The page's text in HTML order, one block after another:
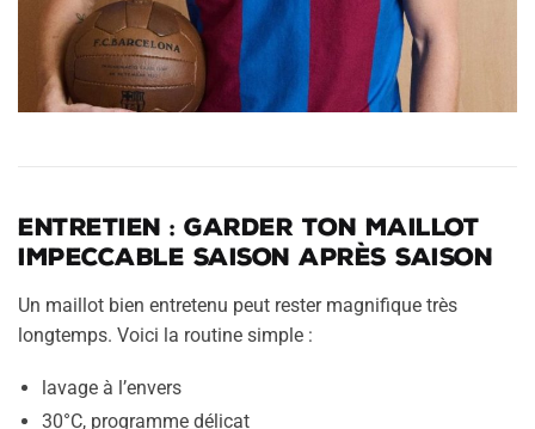
Entretien : garder ton maillot
impeccable saison après saison
Un maillot bien entretenu peut rester magnifique très
longtemps. Voici la routine simple :
lavage à l’envers
30°C, programme délicat